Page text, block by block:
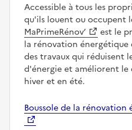
Accessible à tous les
qu'ils louent ou occupent
MaPrimeRénov’
est le
la rénovation énergétique
des travaux qui réduisent
d'énergie et améliorent le
hiver et en été.
Boussole de la rénovation